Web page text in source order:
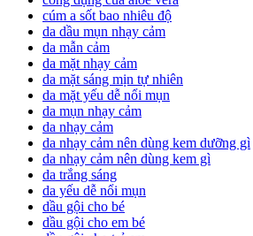
cúm a sốt bao nhiêu độ
da dầu mụn nhạy cảm
da mẫn cảm
da mặt nhạy cảm
da mặt sáng mịn tự nhiên
da mặt yếu dễ nổi mụn
da mụn nhạy cảm
da nhạy cảm
da nhạy cảm nên dùng kem dưỡng gì
da nhạy cảm nên dùng kem gì
da trắng sáng
da yếu dễ nổi mụn
dầu gội cho bé
dầu gội cho em bé